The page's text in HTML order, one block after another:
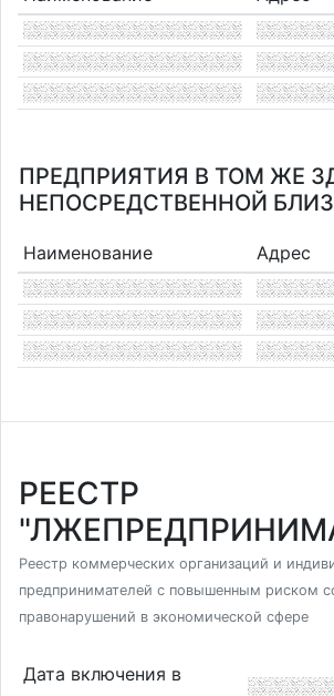
ПРЕДПРИЯТИЯ В ТОМ ЖЕ
НЕПОСРЕДСТВЕННОЙ
Наименование Адрес
РЕЕСТР
Реестр коммерческих организаций и
предпринимателей с повышенным риском
правонарушений в экономической сфере
Дата включения в